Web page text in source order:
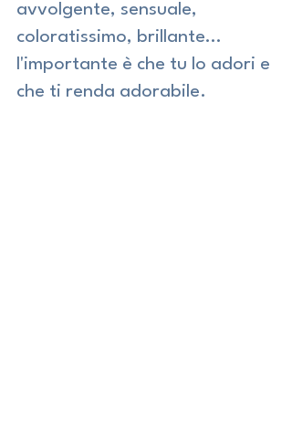
avvolgente, sensuale,
coloratissimo, brillante…
l'importante è che tu lo adori e
che ti renda adorabile.